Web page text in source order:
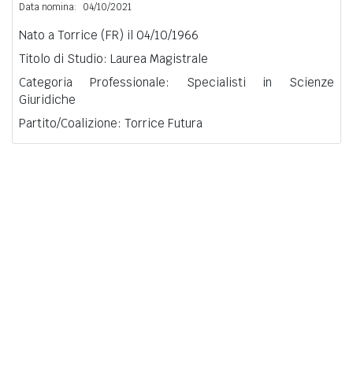
Data nomina:
04/10/2021
Nato a Torrice (FR) il 04/10/1966
Titolo di Studio: Laurea Magistrale
Categoria Professionale: Specialisti in Scienze
Giuridiche
Partito/Coalizione: Torrice Futura